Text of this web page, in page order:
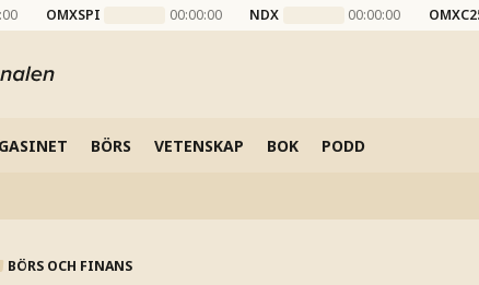
OMXSPI 00:00:00 NDX 00:00:00
BÖRS VETENSKAP BOK PODD
BÖRS OCH FINANS